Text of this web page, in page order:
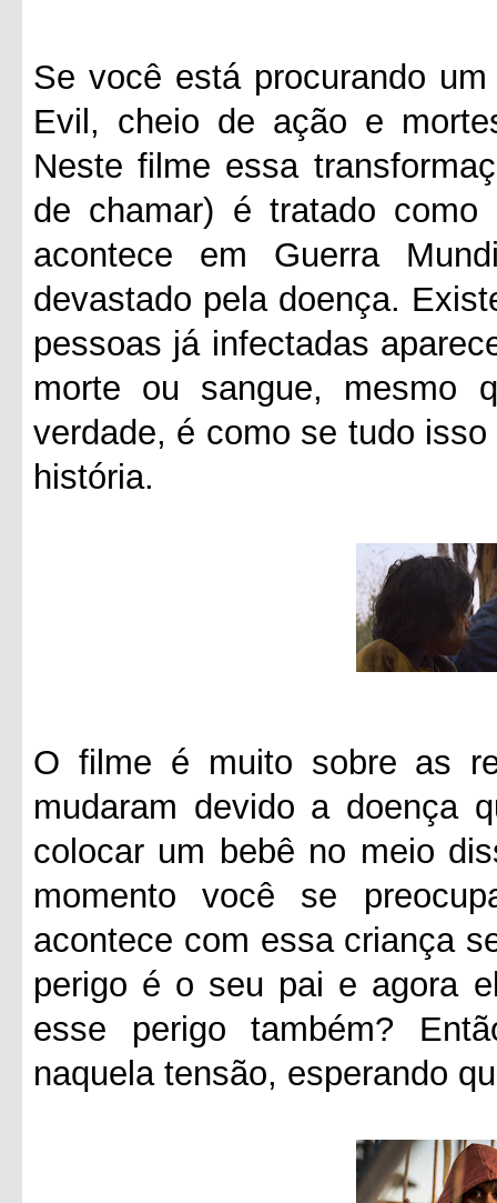
Se você está procurando
Evil, cheio de ação e
Neste filme essa
de chamar) é tratado como
acontece em Guerra
devastado pela doença.
pessoas já infectadas
morte ou sangue, mesmo
verdade, é como se tudo
história.
O filme é muito sobre as
mudaram devido a doença
colocar um bebê no meio
momento você se
acontece com essa criança
perigo é o seu pai e agora
esse perigo também?
naquela tensão, esperando